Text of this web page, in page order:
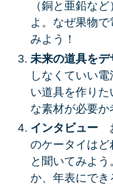
（銅と亜鉛な
よ。なぜ果物
みよう！
未来の道具を
しなくていい
い道具を作り
な素材が必要か
インタビュー
のケータイはど
と聞いてみよ
か、年表にでき